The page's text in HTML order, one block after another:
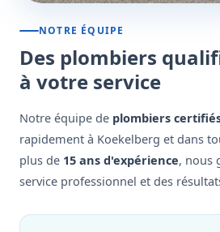
NOTRE ÉQUIPE
Des plombiers
à votre service
Notre équipe de plombiers
rapidement à Koekelberg et dans
plus de 15 ans d'expérience, nous
service professionnel et des